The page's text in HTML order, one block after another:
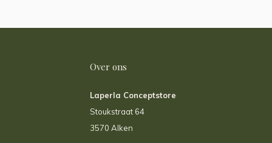
Over ons
Laperla Conceptstore
Stoukstraat 64
3570 Alken